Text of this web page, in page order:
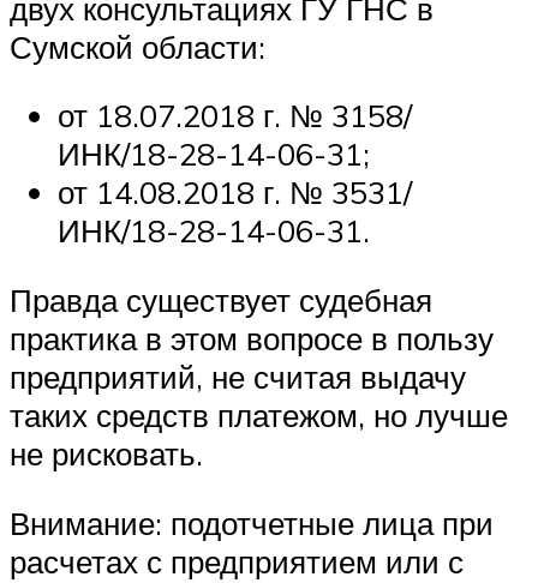
двух консультациях ГУ ГНС в
Сумской области:
от 18.07.2018 г. № 3158/
ИНК/18-28-14-06-31;
от 14.08.2018 г. № 3531/
ИНК/18-28-14-06-31.
Правда существует судебная
практика в этом вопросе в пользу
предприятий, не считая выдачу
таких средств платежом, но лучше
не рисковать.
Внимание: подотчетные лица при
расчетах с предприятием или с